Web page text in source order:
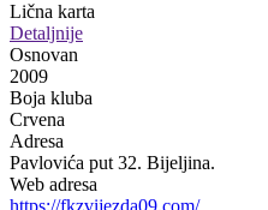
Lična karta
Detaljnije
Osnovan
2009
Boja kluba
Crvena
Adresa
Pavlovića put 32. Bijeljina.
Web adresa
https://fkzvijezda09.com/